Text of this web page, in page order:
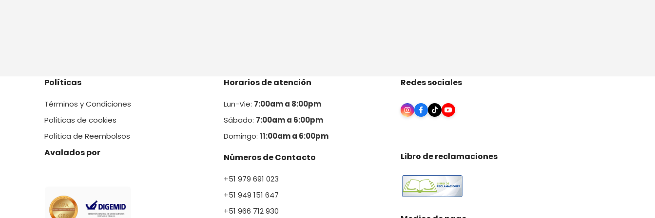
Políticas
Términos y Condiciones
Políticas de cookies
Política de Reembolsos
Avalados por
Horarios de atención
Lun-Vie: 7:00am a 8:00pm
Sábado: 7:00am a 6:00pm
Domingo:11:00am a 6:00pm
Números de Contacto
+51 979 691 023
+51 949 151 647
+51 966 712 930
Redes sociales
Libro de reclamaciones